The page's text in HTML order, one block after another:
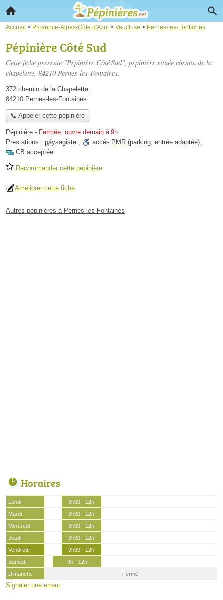
Accueil > Provence-Alpes-Côte d'Azur > Vaucluse > Pernes-les-Fontaines
Pépinière Côté Sud
Cette fiche présente "Pépinière Côté Sud", pépinière située chemin de la
chapelette, 84210 Pernes-les-Fontaines.
372 chemin de la Chapelette
84210 Pernes-les-Fontaines
📞 Appeler cette pépinière
Pépinière - Fermée, ouvre demain à 9h
Prestations : paysagiste , accès PMR (parking, entrée adaptée),
CB acceptée
Recommander cette pépinière
Améliorer cette fiche
Autres pépinières à Pernes-les-Fontaines
Horaires
Lundi
9h30 - 12h
Mardi
9h30 - 12h
Mercredi
9h30 - 12h
Jeudi
9h30 - 12h
Vendredi
9h30 - 12h
Samedi
9h - 12h
Dimanche
Fermé
Signaler une erreur